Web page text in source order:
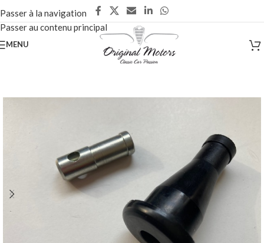
Passer à la navigation
Passer au contenu principal
MENU